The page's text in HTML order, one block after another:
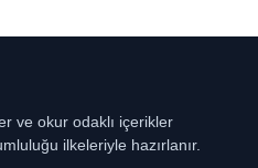
ve okur odaklı içerikler
ilkeleriyle hazırlanır.